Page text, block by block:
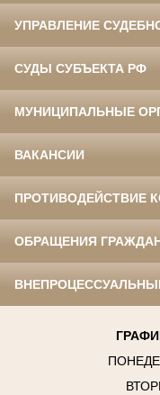
УПРАВЛЕНИЕ
СУДЫ СУБЪЕКТА РФ
МУНИЦИПАЛЬНЫЕ
ВАКАНСИИ
ПРОТИВОДЕЙСТВИЕ
ОБРАЩЕНИЯ